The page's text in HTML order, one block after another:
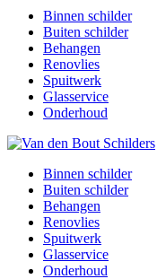
Binnen schilder
Buiten schilder
Behangen
Renovlies
Spuitwerk
Glasservice
Onderhoud
Binnen schilder
Buiten schilder
Behangen
Renovlies
Spuitwerk
Glasservice
Onderhoud